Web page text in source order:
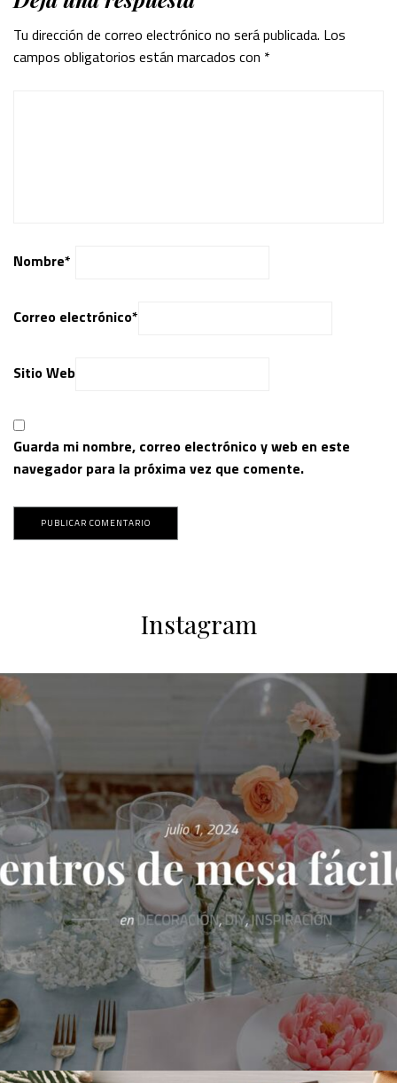
Tu dirección de correo electrónico no será publicada. Los
campos obligatorios están marcados con *
Nombre*
Correo electrónico*
Sitio Web
Guarda mi nombre, correo electrónico y web en este
navegador para la próxima vez que comente.
Instagram